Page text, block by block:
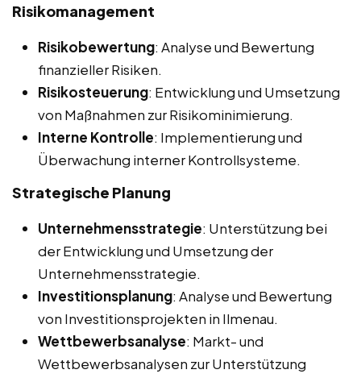
Risikomanagement
Risikobewertung: Analyse und Bewertung
finanzieller Risiken.
Risikosteuerung: Entwicklung und Umsetzung
von Maßnahmen zur Risikominimierung.
Interne Kontrolle: Implementierung und
Überwachung interner Kontrollsysteme.
Strategische Planung
Unternehmensstrategie: Unterstützung bei
der Entwicklung und Umsetzung der
Unternehmensstrategie.
Investitionsplanung: Analyse und Bewertung
von Investitionsprojekten in Ilmenau.
Wettbewerbsanalyse: Markt- und
Wettbewerbsanalysen zur Unterstützung